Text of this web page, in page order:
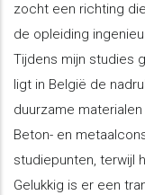
zocht een richting
de opleiding
Tijdens mijn studies
ligt in België de
duurzame
Beton- en
studiepunten, terwijl
Gelukkig is er een